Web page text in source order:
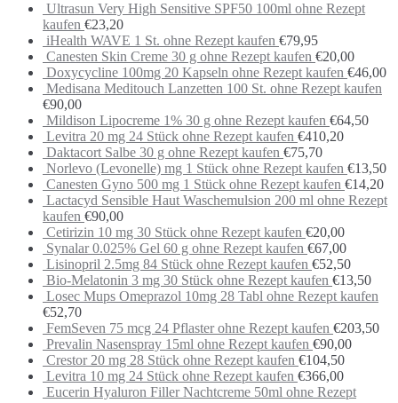
Ultrasun Very High Sensitive SPF50 100ml ohne Rezept
kaufen €23,20
iHealth WAVE 1 St. ohne Rezept kaufen €79,95
Canesten Skin Creme 30 g ohne Rezept kaufen €20,00
Doxycycline 100mg 20 Kapseln ohne Rezept kaufen €46,00
Medisana Meditouch Lanzetten 100 St. ohne Rezept kaufen
€90,00
Mildison Lipocreme 1% 30 g ohne Rezept kaufen €64,50
Levitra 20 mg 24 Stück ohne Rezept kaufen €410,20
Daktacort Salbe 30 g ohne Rezept kaufen €75,70
Norlevo (Levonelle) mg 1 Stück ohne Rezept kaufen €13,50
Canesten Gyno 500 mg 1 Stück ohne Rezept kaufen €14,20
Lactacyd Sensible Haut Waschemulsion 200 ml ohne Rezept
kaufen €90,00
Cetirizin 10 mg 30 Stück ohne Rezept kaufen €20,00
Synalar 0.025% Gel 60 g ohne Rezept kaufen €67,00
Lisinopril 2.5mg 84 Stück ohne Rezept kaufen €52,50
Bio-Melatonin 3 mg 30 Stück ohne Rezept kaufen €13,50
Losec Mups Omeprazol 10mg 28 Tabl ohne Rezept kaufen
€52,70
FemSeven 75 mcg 24 Pflaster ohne Rezept kaufen €203,50
Prevalin Nasenspray 15ml ohne Rezept kaufen €90,00
Crestor 20 mg 28 Stück ohne Rezept kaufen €104,50
Levitra 10 mg 24 Stück ohne Rezept kaufen €366,00
Eucerin Hyaluron Filler Nachtcreme 50ml ohne Rezept